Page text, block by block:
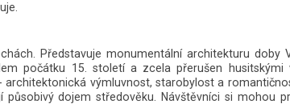
Představuje monumentální architekturu doby
počátku 15. století a zcela přerušen husitskými
výmluvnost, starobylost a
dojem středověku. Návštěvníci si mohou